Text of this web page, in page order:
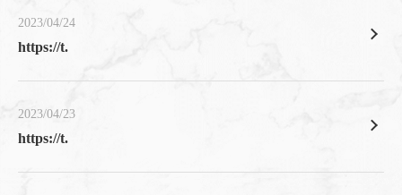
2023/04/24
https://t.
2023/04/23
https://t.